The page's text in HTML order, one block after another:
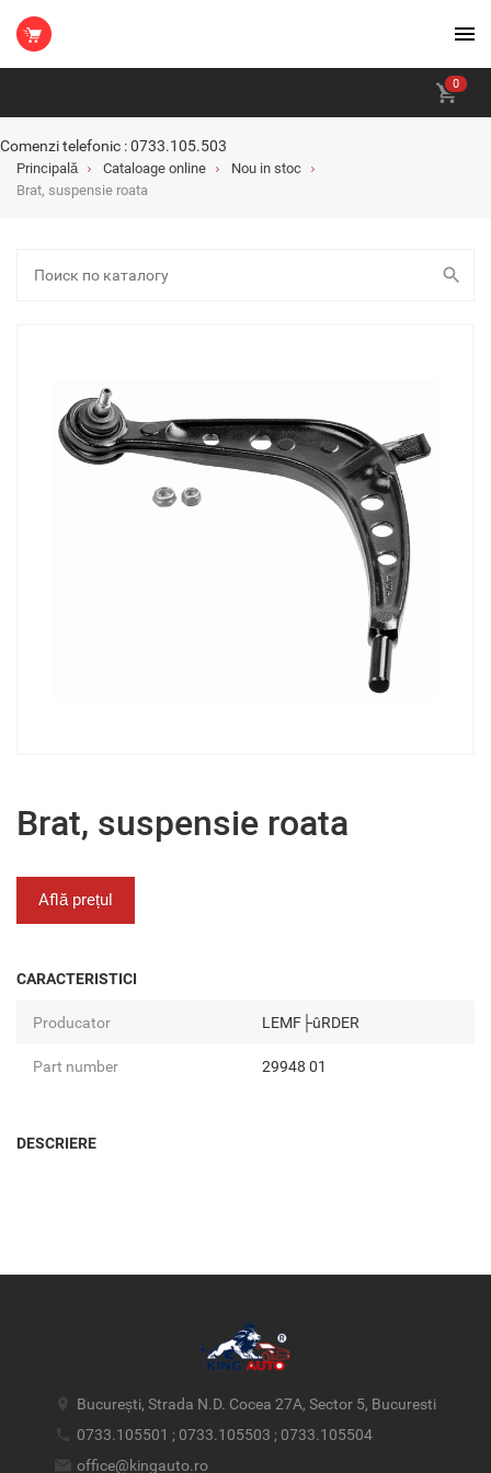
0
Comenzi telefonic : 0733.105.503
Principală Cataloage online
Nou in stoc
Brat, suspensie roata
Brat, suspensie roata
Află prețul
CARACTERISTICI
Producator LEMF├ûRDER
Part number 29948 01
DESCRIERE
București, Strada N.D. Cocea 27A, Sector 5, Bucuresti
0733.105501 ; 0733.105503 ; 0733.105504
office@kingauto.ro